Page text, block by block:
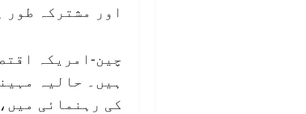
اور مشترکہ
چین-امریکہ
ہیں۔ حالیہ
کی رہنمائی